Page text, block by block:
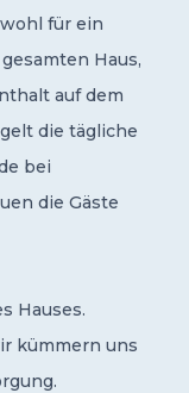
für ein
Haus,
auf dem
die tägliche
bei
die Gäste
Hauses.
kümmern uns